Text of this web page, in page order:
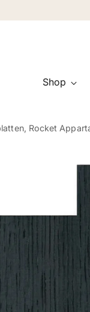
Shop
Rocket